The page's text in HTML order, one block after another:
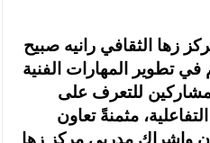
زها الثقافي رانيه صبيح
تطوير المهارات الفنية
للتعرف على
مثمنةً تعاون
وإشراك مدربي مركز زها